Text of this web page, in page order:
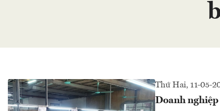
Thứ Hai, 11-05-
Doanh